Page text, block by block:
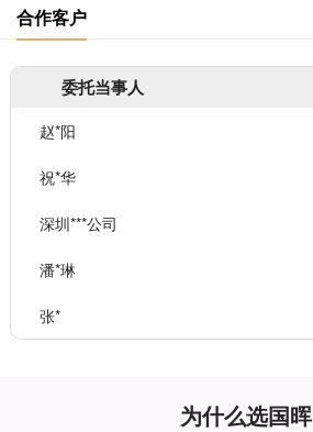
合作客户
委托当事人
赵*阳
祝*华
深圳***公司
潘*琳
张*
为什么选国晖